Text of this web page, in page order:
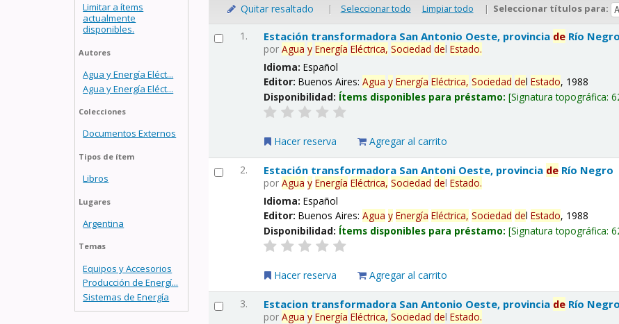
Limitar a ítems
actualmente
disponibles.
Autores
Agua y Energía Eléct...
Agua y Energía Eléct...
Colecciones
Documentos Externos
Tipos de ítem
Libros
Lugares
Argentina
Temas
Equipos y Accesorios
Producción de Energí...
Sistemas de Energía
Quitar resaltado | Seleccionar todo Limpiar todo | Seleccionar títulos para:
1. Estación transformadora San Antonio Oeste, provincia de Río Negro
porAgua y Energía Eléctrica, Sociedad delEstado.
Idioma:Español
Editor:Buenos Aires:Agua y Energía Eléctrica, Sociedad delEstado, 1988
Disponibilidad: Ítems disponibles para préstamo: Signatura topográfica:
Hacer reserva Agregar al carrito
2. Estación transformadora San Antoni Oeste, provincia de Río Negro
porAgua y Energía Eléctrica, Sociedad delEstado.
Idioma:Español
Editor:Buenos Aires:Agua y Energía Eléctrica, Sociedad delEstado, 1988
Disponibilidad: Ítems disponibles para préstamo: Signatura topográfica:
Hacer reserva Agregar al carrito
3. Estacion transformadora San Antonio Oeste, provincia de Río
porAgua y Energía Eléctrica, Sociedad delEstado.